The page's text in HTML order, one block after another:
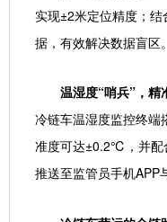
实现±2米定位精度；
据，有效解决数据盲区。
温湿度“哨兵”，精
冷链车温湿度监控终
准度可达±0.2℃，并配
推送至监管员手机APP